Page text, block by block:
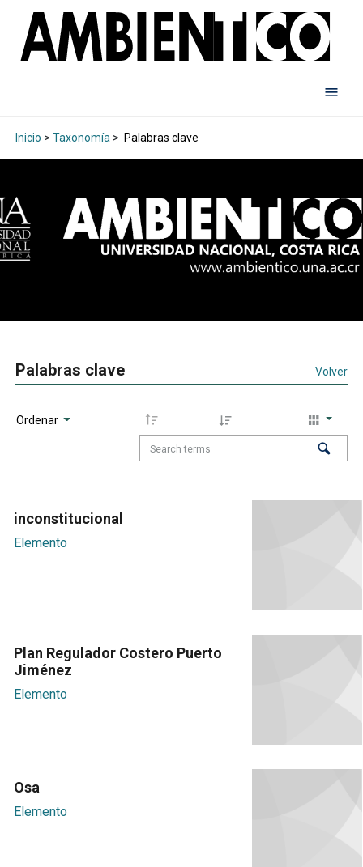
Inicio > Taxonomía > Palabras clave
Palabras clave Volver
Ordenar
inconstitucional
Elemento
Plan Regulador Costero Puerto
Jiménez
Elemento
Osa
Elemento